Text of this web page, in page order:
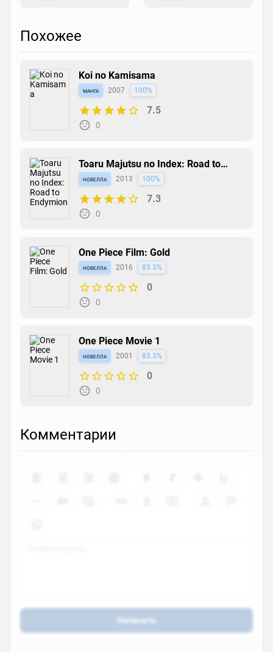
Похожее
Koi no Kamisama
манга 2007 100%
7.5
0
Toaru Majutsu no Index: Road to
Endymion
новелла 2013 100%
7.3
0
One Piece Film: Gold
новелла 2016 83.3%
0
0
One Piece Movie 1
новелла 2001 83.3%
0
0
Комментарии
Написать